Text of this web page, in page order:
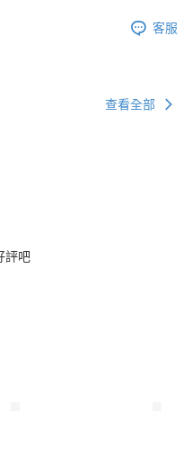
客服
查看全部
評吧